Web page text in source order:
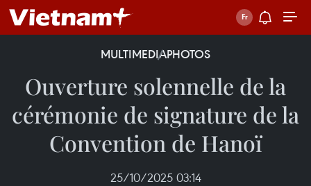
MULTIMEDIAPHOTOS
Ouverture solennelle de la
cérémonie de signature de la
Convention de Hanoï
25/10/2025 03:14